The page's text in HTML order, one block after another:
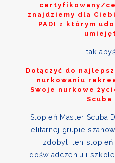
certyfikowany/
znajdziemy dla
PADI z którym
tak
Dołączyć do
nurkowaniu
Swoje nurkowe
Scuba
Stopień Master Scuba
elitarnej grupie
zdobyli ten
doświadczeniu i